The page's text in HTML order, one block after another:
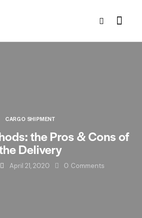
CARGO SHIPMENT
the Pros & Cons of
Delivery
April 21, 2020 0 Comments